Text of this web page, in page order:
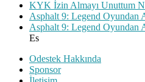
KYK İzin Almayı Unuttum
Asphalt 9: Legend Oyundan
Asphalt 9: Legend Oyundan
Es
Odestek Hakkında
Sponsor